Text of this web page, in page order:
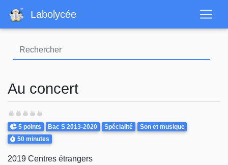
contenu
Labolycée
Au concert
Points
5 points Theme
Bac S 2013-2020 Spécialité Son et musique
Durée
50 minutes
2019 Centres étrangers